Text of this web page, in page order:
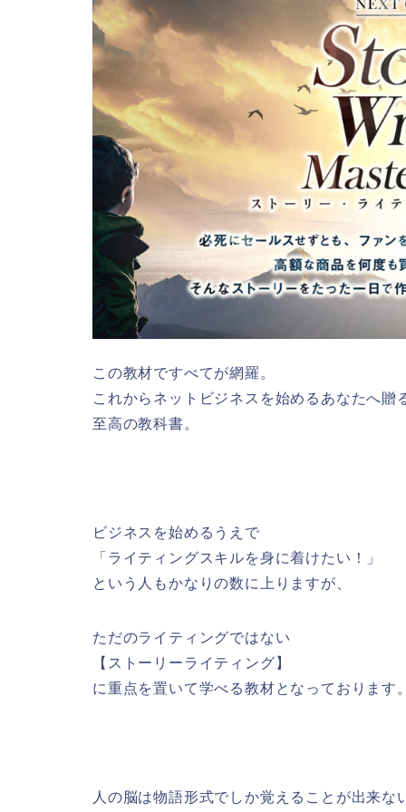
この教材ですべてが網羅。
これからネットビジネスを始めるあなたへ贈
至高の教科書。
ビジネスを始めるうえで
「ライティングスキルを身に着けたい！」
という人もかなりの数に上りますが、
ただのライティングではない
【ストーリーライティング】
に重点を置いて学べる教材となっております
人の脳は物語形式でしか覚えることが出来な